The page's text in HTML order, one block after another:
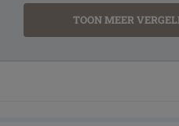
TOON MEER